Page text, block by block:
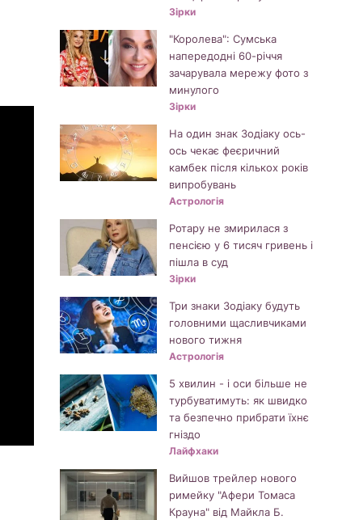
Зірки
"Королева": Сумська
напередодні 60-річчя
зачарувала мережу фото з
минулого
Зірки
На один знак Зодіаку ось-
ось чекає феєричний
камбек після кількох років
випробувань
Астрологія
Ротару не змирилася з
пенсією у 6 тисяч гривень і
пішла в суд
Зірки
Три знаки Зодіаку будуть
головними щасливчиками
нового тижня
Астрологія
5 хвилин - і оси більше не
турбуватимуть: як швидко
та безпечно прибрати їхнє
гніздо
Лайфхаки
Вийшов трейлер нового
римейку "Афери Томаса
Крауна" від Майкла Б.